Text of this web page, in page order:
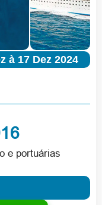
à 17 Dez 2024
e portuárias